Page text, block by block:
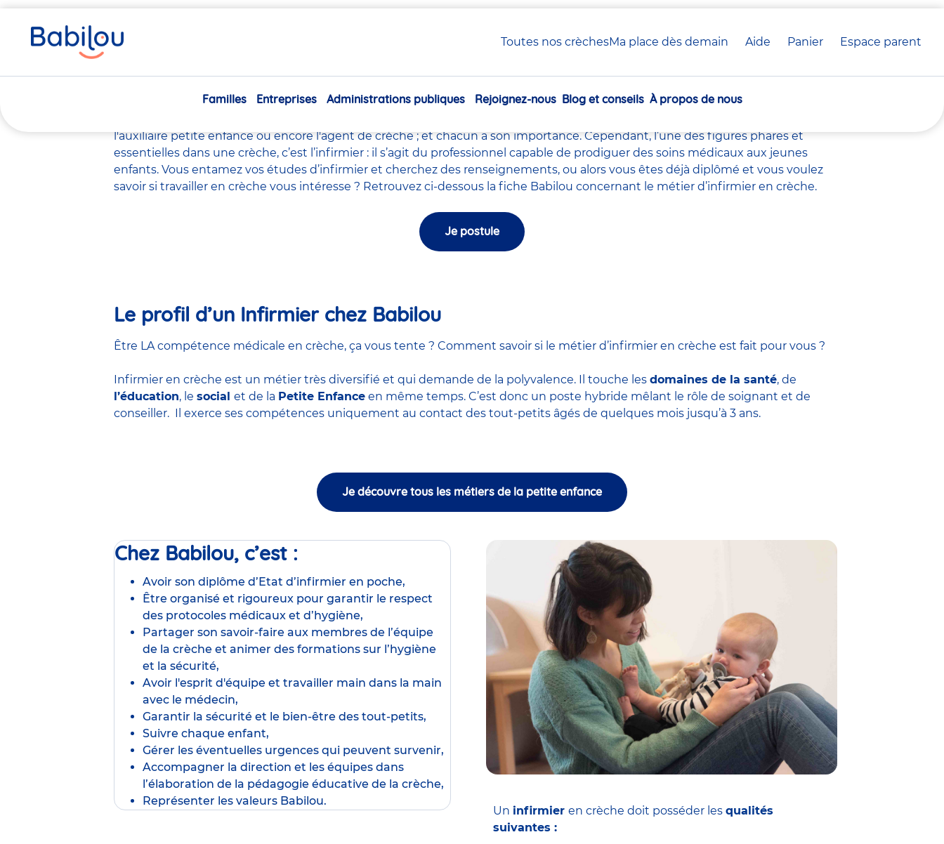
Toutes nos crèchesMa place dès demain Aide Panier crèche(s)
Espace parent
Navigation
Familles Entreprises Administrations publiques Rejoignez-nous Blog et conseils À propos de nous
êtes
ici
nombreux métiersdans le milieu de la petite enfance tels que ledirecteur de la crèche, ledirecteur adjoint
l'auxiliaire petite enfanceou encorel'agent de crèche; et chacun a son importance. Cependant, l’une des figures phares et
essentielles dans une crèche, c’est l’infirmier : il s’agit du professionnel capable de prodiguer des soins médicaux aux jeunes
enfants. Vous entamez vos études d’infirmier et cherchez des renseignements, ou alors vous êtes déjà diplômé et vous voulez
savoir si travailler en crèche vous intéresse ? Retrouvez ci-dessous la fiche Babilou concernant le métier d’infirmier en crèche.
Je postule
Le profil d’un Infirmier chez Babilou
Être LA compétence médicale en crèche, ça vous tente ? Comment savoir si le métier d’infirmier en crèche est fait pour vous ?
Infirmier en crèche est un métier très diversifié et qui demande de la polyvalence. Il touche les domaines de la santé, de
l’éducation, le social et de la Petite Enfance en même temps. C’est donc un poste hybride mêlant le rôle de soignant et de
conseiller. Il exerce ses compétences uniquement au contact des tout-petits âgés de quelques mois jusqu’à 3 ans.
Je découvre tous les métiers de la petite enfance
Chez Babilou, c’est :
Avoir son diplôme d’Etat d’infirmier en poche,
Être organisé et rigoureux pour garantir le respect
des protocoles médicaux et d’hygiène,
Partager son savoir-faire aux membres de l’équipe
de la crèche et animer des formations sur l’hygiène
et la sécurité,
Avoir l'esprit d'équipe et travailler main dans la main
avec le médecin,
Garantir la sécurité et le bien-être des tout-petits,
Suivre chaque enfant,
Gérer les éventuelles urgences qui peuvent survenir,
Accompagner la direction et les équipes dans
l’élaboration de la pédagogie éducative de la crèche,
Représenter les valeurs Babilou.
Un infirmier en crèche doit posséder les qualités
suivantes :